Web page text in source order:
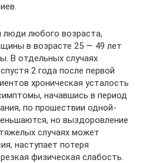
любого возраста,
в возрасте 25 — 49 лет
В отдельных случаях
2 года после первой
хроническая усталость
начавшись в период
по прошествии одной-
но выздоровление
случаях может
наступает потеря
физическая слабость.